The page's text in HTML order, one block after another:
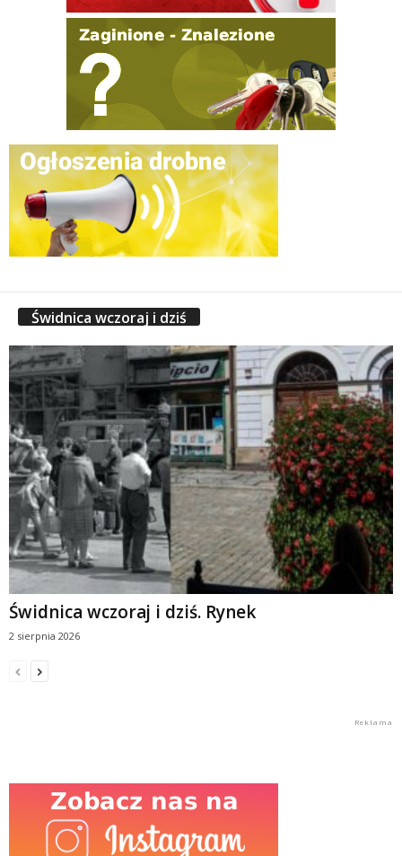
Świdnica wczoraj i dziś
Świdnica wczoraj i dziś. Rynek
2 sierpnia 2026